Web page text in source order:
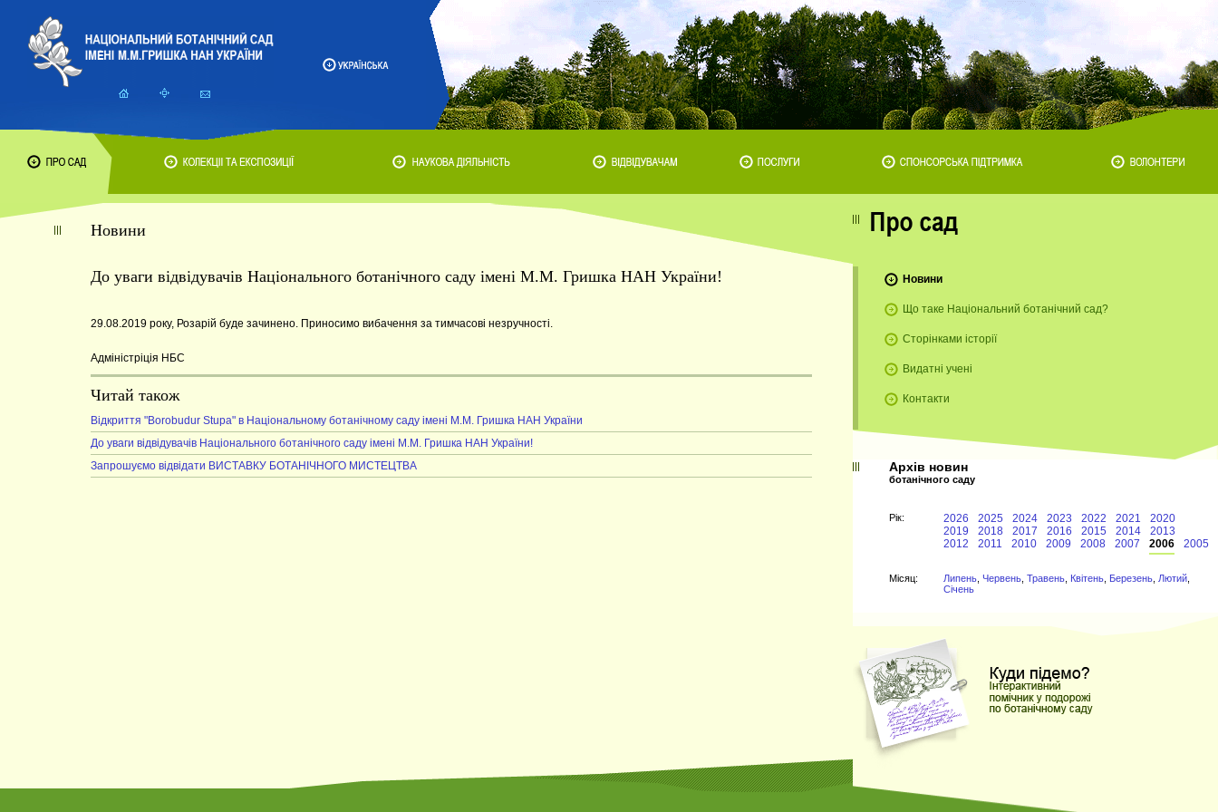
Новини
До уваги відвідувачів Національного ботанічного саду імені М.М. Гришка НАН України!
29.08.2019 року, Розарій буде зачинено. Приносимо вибачення за тимчасові незручності.
Адміністріція НБС
Читай також
Відкриття "Borobudur Stupa" в Національному ботанічному саду імені М.М. Гришка НАН України
До уваги відвідувачів Національного ботанічного саду імені М.М. Гришка НАН України!
Запрошуємо відвідати ВИСТАВКУ БОТАНІЧНОГО МИСТЕЦТВА
Новини
Що таке Національний ботанічний сад?
Сторінками історії
Видатні учені
Контакти
Архів новин
ботанічного саду
Рiк: 2026 2025 2024 2023 2022 2021
2020
2019
2018 2017 2016 2015 2014
2013
2012
2011 2010 2009 2008 2007 2006 2005
Мiсяц: Липень Червень Травень Квітень Березень Лютий
Січень